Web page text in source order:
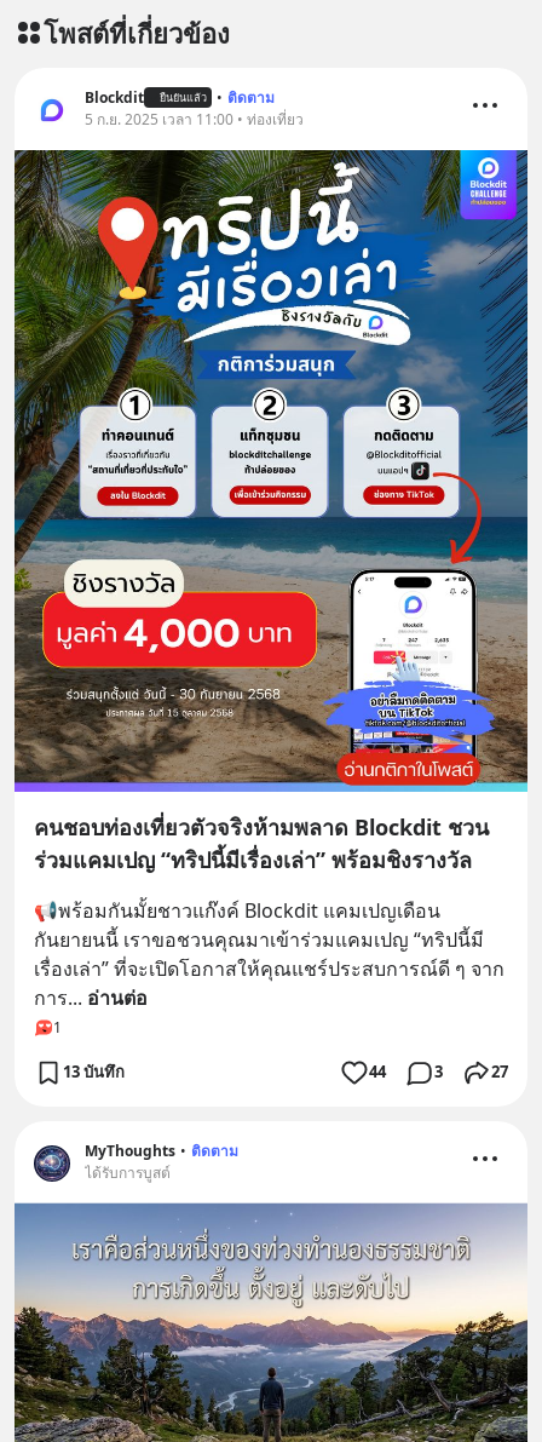
โพสต์ที่เกี่ยวข้อง
Blockdit ยืนยันแล้ว • ติดตาม
5 ก.ย. 2025 เวลา 11:00 • ท่องเที่ยว
คนชอบท่องเที่ยวตัวจริงห้ามพลาด Blockdit ชวน
ร่วมแคมเปญ “ทริปนี้มีเรื่องเล่า” พร้อมชิงรางวัล
📢พร้อมกันมั้ยชาวแก๊งค์ Blockdit แคมเปญเดือน
กันยายนนี้ เราขอชวนคุณมาเข้าร่วมแคมเปญ “ทริปนี้มี
เรื่องเล่า” ที่จะเปิดโอกาสให้คุณแชร์ประสบการณ์ดี ๆ จาก
การ... อ่านต่อ
1
13 บันทึก 44 3 27
MyThoughts • ติดตาม
ได้รับการบูสต์